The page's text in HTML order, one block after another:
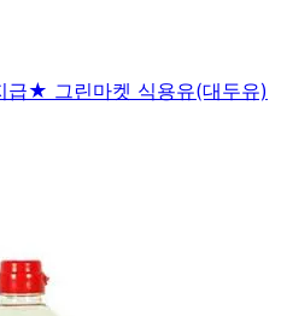
★ 그린마켓 식용유(대두유)